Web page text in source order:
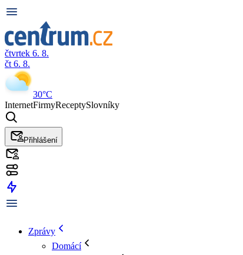
čtvrtek 6. 8.
čt 6. 8.
30°C
InternetFirmyReceptySlovníky
Přihlášení
Zprávy
Domácí